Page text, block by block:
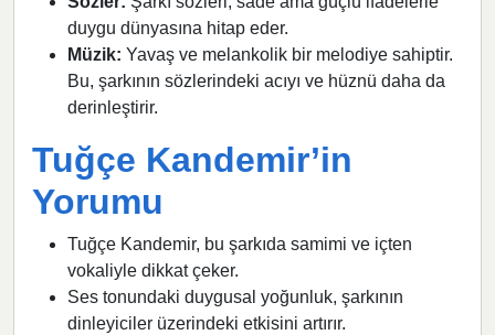
duygu dünyasına hitap eder.
Müzik: Yavaş ve melankolik bir melodiye sahiptir.
Bu, şarkının sözlerindeki acıyı ve hüznü daha da
derinleştirir.
Tuğçe Kandemir’in
Yorumu
Tuğçe Kandemir, bu şarkıda samimi ve içten
vokaliyle dikkat çeker.
Ses tonundaki duygusal yoğunluk, şarkının
dinleyiciler üzerindeki etkisini artırır.